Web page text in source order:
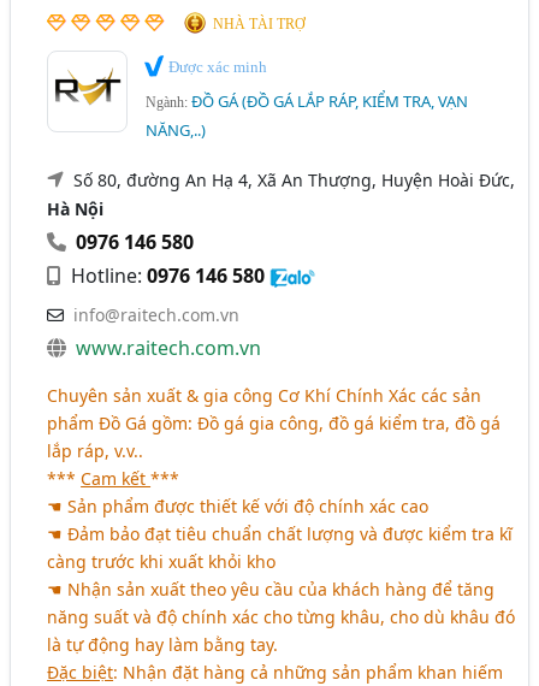
NHÀ TÀI TRỢ
Được xác minh
Ngành:ĐỒ GÁ (ĐỒ GÁ LẮP RÁP, KIỂM TRA, VẠN
NĂNG,..)
Số 80, đường An Hạ 4, Xã An Thượng, Huyện Hoài Đức,
Hà Nội
0976 146 580
Hotline:0976 146 580
info@raitech.com.vn
www.raitech.com.vn
Chuyên sản xuất & gia công Cơ Khí Chính Xác các sản
phẩm Đồ Gá gồm: Đồ gá gia công, đồ gá kiểm tra, đồ gá
lắp ráp, v.v..
***Cam kết***
☚ Sản phẩm được thiết kế với độ chính xác cao
☚ Đảm bảo đạt tiêu chuẩn chất lượng và được kiểm tra kĩ
càng trước khi xuất khỏi kho
☚ Nhận sản xuất theo yêu cầu của khách hàng để tăng
năng suất và độ chính xác cho từng khâu, cho dù khâu đó
là tự động hay làm bằng tay.
Đặc biệt: Nhận đặt hàng cả những sản phẩm khan hiếm